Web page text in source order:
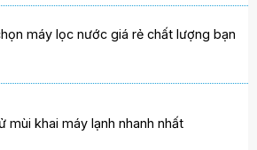
máy lọc nước giá rẻ chất lượng bạn
mùi khai máy lạnh nhanh nhất